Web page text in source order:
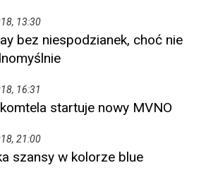
13:30
bez niespodzianek, choć nie
16:31
startuje nowy MVNO
21:00
szansy w kolorze blue